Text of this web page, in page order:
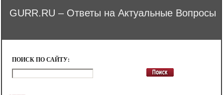
GURR.RU – Ответы на Актуальные Вопросы
ПОИСК ПО САЙТУ: